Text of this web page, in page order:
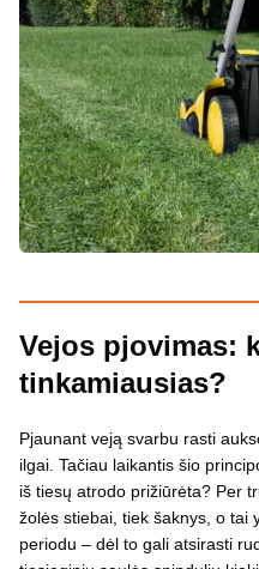
Vejos pjovimas:
tinkamiausias?
Pjaunant veją svarbu rasti
ilgai. Tačiau laikantis šio
iš tiesų atrodo prižiūrėta? Per
žolės stiebai, tiek šaknys, o tai
periodu – dėl to gali atsirasti